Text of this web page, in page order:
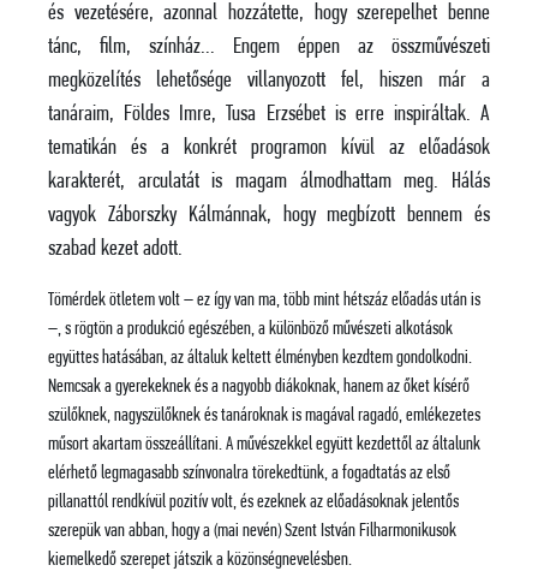
és vezetésére, azonnal hozzátette, hogy szerepelhet benne
tánc, film, színház… Engem éppen az összművészeti
megközelítés lehetősége villanyozott fel, hiszen már a
tanáraim, Földes Imre, Tusa Erzsébet is erre inspiráltak. A
tematikán és a konkrét programon kívül az előadások
karakterét, arculatát is magam álmodhattam meg. Hálás
vagyok Záborszky Kálmánnak, hogy megbízott bennem és
szabad kezet adott.
Tömérdek ötletem volt – ez így van ma, több mint hétszáz előadás után is
–, s rögtön a produkció egészében, a különböző művészeti alkotások
együttes hatásában, az általuk keltett élményben kezdtem gondolkodni.
Nemcsak a gyerekeknek és a nagyobb diákoknak, hanem az őket kísérő
szülőknek, nagyszülőknek és tanároknak is magával ragadó, emlékezetes
műsort akartam összeállítani. A művészekkel együtt kezdettől az általunk
elérhető legmagasabb színvonalra törekedtünk, a fogadtatás az első
pillanattól rendkívül pozitív volt, és ezeknek az előadásoknak jelentős
szerepük van abban, hogy a (mai nevén) Szent István Filharmonikusok
kiemelkedő szerepet játszik a közönségnevelésben.